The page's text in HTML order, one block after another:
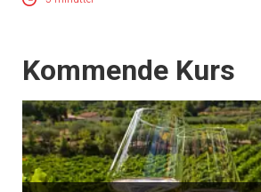
Få ukentlige
Apéritif
Vi tilbyr flere ukentlige
kan fritt velge hvilke du
tilsendt.
Events
Kommende Kurs